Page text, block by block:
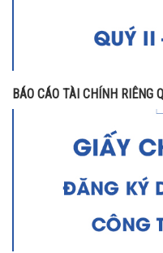
BÁO CÁO TÀI CHÍNH RIÊNG